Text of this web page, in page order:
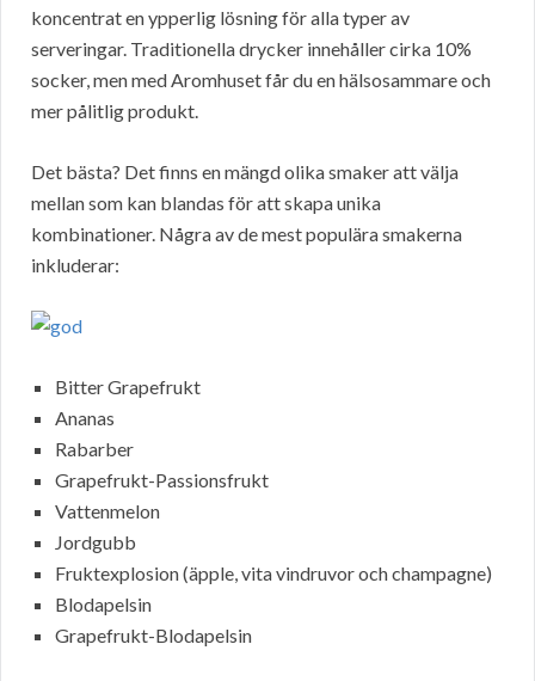
koncentrat en ypperlig lösning för alla typer av
serveringar. Traditionella drycker innehåller cirka 10%
socker, men med Aromhuset får du en hälsosammare och
mer pålitlig produkt.
Det bästa? Det finns en mängd olika smaker att välja
mellan som kan blandas för att skapa unika
kombinationer. Några av de mest populära smakerna
inkluderar:
Bitter Grapefrukt
Ananas
Rabarber
Grapefrukt-Passionsfrukt
Vattenmelon
Jordgubb
Fruktexplosion (äpple, vita vindruvor och champagne)
Blodapelsin
Grapefrukt-Blodapelsin